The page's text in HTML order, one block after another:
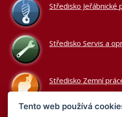
Středisko Jeřábnické
Středisko Servis a
Středisko Zemní
Tento web používá